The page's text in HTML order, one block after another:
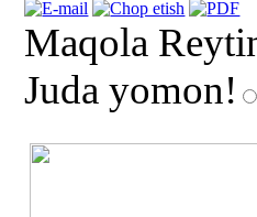
Maqola
Juda yomon!